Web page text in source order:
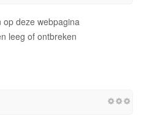
op deze webpagina
leeg of ontbreken